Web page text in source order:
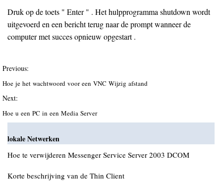
Druk op de toets " Enter " . Het hulpprogramma shutdown wordt
uitgevoerd en een bericht terug naar de prompt wanneer de
computer met succes opnieuw opgestart .
Previous:
Hoe je het wachtwoord voor een VNC Wijzig afstand
Next:
Hoe u een PC in een Media Server
lokale Netwerken
Hoe te verwijderen Messenger Service Server 2003 DCOM
Korte beschrijving van de Thin Client